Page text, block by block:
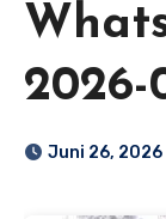
2026-
Juni 26, 2026